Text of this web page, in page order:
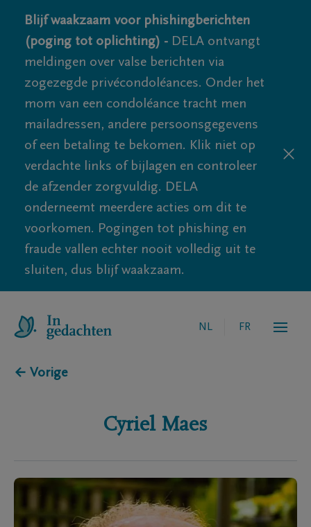
Blijf waakzaam voor phishingberichten
(poging tot oplichting) - DELA ontvangt
meldingen over valse berichten via
zogezegde privécondoléances. Onder het
mom van een condoléance tracht men
mailadressen, andere persoonsgegevens
of een betaling te bekomen. Klik niet op
verdachte links of bijlagen en controleer
de afzender zorgvuldig. DELA
onderneemt meerdere acties om dit te
voorkomen. Pogingen tot phishing en
fraude vallen echter nooit volledig uit te
sluiten, dus blijf waakzaam.
NL FR
← Vorige
Cyriel Maes